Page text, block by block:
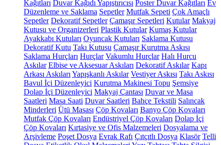
Kağıtları Duvar Kağıdı Yapıştırıcısı Poster Duvar Kağıtları Ev
Düzenleme ve Saklama Sepetler Mutfak Sepeti Çok Amaçlı
Sepetler Dekoratif Sepetler Çamaşır Sepetleri Kutular Makyaj
Kutusu ve Organizerleri Plastik Kutular Kumaş Kutular
Ayakkabı Kutuları Oyuncak Kutuları Saklama Kutusu
Dekoratif Kutu Takı Kutusu Çamaşır Kurutma Askısı
Saklama Hurçları Hurçlar Vakumlu Hurçlar Halı Hurcu
Askılar Elbise ve Aksesuar Askıları Dekoratif Askılar Kapı
Arkası Askıları Yapışkanlı Askılar Vestiyer Askısı Takı Askısı
Bavul İçi Düzenleyici Kurutma Makinesi Topu Şemsiye
Dolap İçi Düzenleyici Makyaj Çantası Duvar ve Masa
Saatleri Masa Saati Duvar Saatleri Bahçe Tekstili Salıncak
Minderleri Ütü Masası Çöp Kovaları Banyo Çöp Kovaları
Mutfak Çöp Kovaları Endüstriyel Çöp Kovaları Dolap İçi
Çöp Kovaları Kırtasiye ve Ofis Malzemeleri Dosyalama ve
Arşivleme Poşet Dosya Evrak Rafı Çıtçıtlı Dosya Klasör Telli